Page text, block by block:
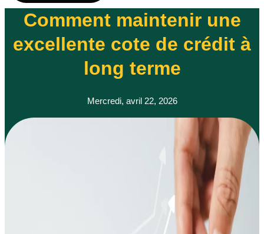
Comment maintenir une
excellente cote de crédit à
long terme
Mercredi, avril 22, 2026